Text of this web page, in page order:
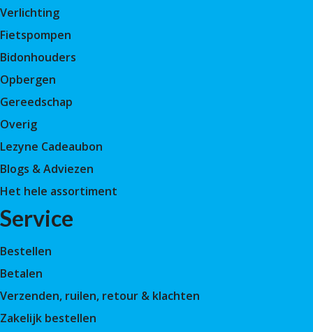
Verlichting
Fietspompen
Bidonhouders
Opbergen
Gereedschap
Overig
Lezyne Cadeaubon
Blogs & Adviezen
Het hele assortiment
Service
Bestellen
Betalen
Verzenden, ruilen, retour & klachten
Zakelijk bestellen